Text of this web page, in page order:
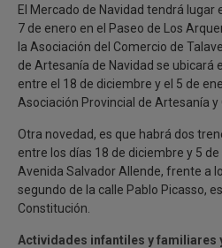
El Mercado de Navidad tendrá lugar
7 de enero en el Paseo de Los
la Asociación del Comercio de
de Artesanía de Navidad se ubicará
entre el 18 de diciembre y el 5 de
Asociación Provincial de Artesanía y
Otra novedad, es que habrá dos
entre los días 18 de diciembre y 5
Avenida Salvador Allende, frente a
segundo de la calle Pablo Picasso,
Constitución.
Actividades infantiles y familiares